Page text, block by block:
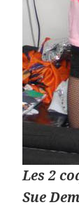
Les 2
Sue